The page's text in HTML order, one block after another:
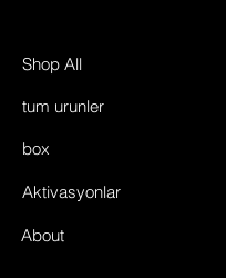
Shop All
tum urunler
box
Aktivasyonlar
About